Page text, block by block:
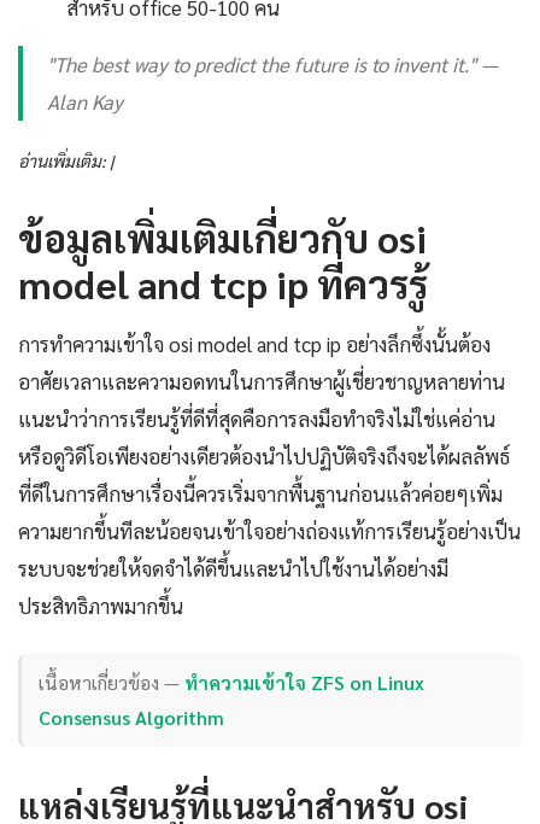
สำหรับ office 50-100 คน
"The best way to predict the future is to invent it." —
Alan Kay
อ่านเพิ่มเติม: |
ข้อมูลเพิ่มเติมเกี่ยวกับ osi
model and tcp ip ที่ควรรู้
การทำความเข้าใจ osi model and tcp ip อย่างลึกซึ้งนั้นต้อง
อาศัยเวลาและความอดทนในการศึกษาผู้เชี่ยวชาญหลายท่าน
แนะนำว่าการเรียนรู้ที่ดีที่สุดคือการลงมือทำจริงไม่ใช่แค่อ่าน
หรือดูวิดีโอเพียงอย่างเดียวต้องนำไปปฏิบัติจริงถึงจะได้ผลลัพธ์
ที่ดีในการศึกษาเรื่องนี้ควรเริ่มจากพื้นฐานก่อนแล้วค่อยๆเพิ่ม
ความยากขึ้นทีละน้อยจนเข้าใจอย่างถ่องแท้การเรียนรู้อย่างเป็น
ระบบจะช่วยให้จดจำได้ดีขึ้นและนำไปใช้งานได้อย่างมี
ประสิทธิภาพมากขึ้น
เนื้อหาเกี่ยวข้อง — ทำความเข้าใจ ZFS on Linux
Consensus Algorithm
แหล่งเรียนรู้ที่แนะนำสำหรับ osi